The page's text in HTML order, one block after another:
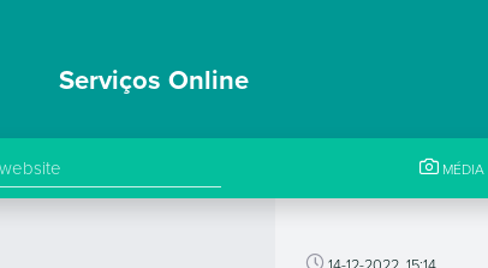
Serviços Online
MÉDIA